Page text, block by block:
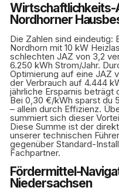
Wirtschaftlichkeits-
Nordhorner
Die Zahlen sind eindeutig:
Nordhorn mit 10 kW
schlechten JAZ von 3,2
6.250 kWh Strom/Jahr.
Optimierung auf eine JAZ
der Verbrauch auf 4.444
jährliche Ersparnis beträgt
Bei 0,30 €/kWh sparst du
– allein durch Effizienz.
summiert sich dieser
Diese Summe ist der
unserer technischen
gegenüber Standard-
Fachpartner.
Fördermittel-
Niedersachsen